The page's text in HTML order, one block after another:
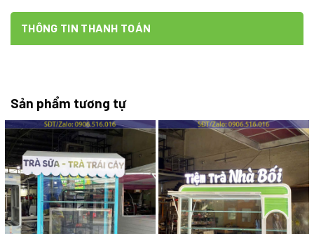
THÔNG TIN THANH TOÁN
Sản phẩm tương tự